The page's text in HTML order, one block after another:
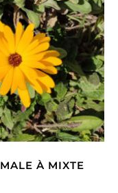
À MIXTE